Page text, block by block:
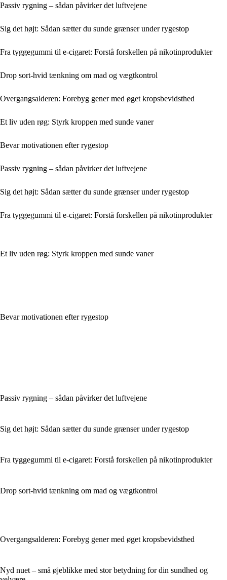
Passiv rygning – sådan påvirker det luftvejene
Sig det højt: Sådan sætter du sunde grænser under rygestop
Fra tyggegummi til e-cigaret: Forstå forskellen på nikotinprodukter
Drop sort-hvid tænkning om mad og vægtkontrol
Overgangsalderen: Forebyg gener med øget kropsbevidsthed
Et liv uden røg: Styrk kroppen med sunde vaner
Bevar motivationen efter rygestop
Passiv rygning – sådan påvirker det luftvejene
Sig det højt: Sådan sætter du sunde grænser under rygestop
Fra tyggegummi til e-cigaret: Forstå forskellen på nikotinprodukter
Et liv uden røg: Styrk kroppen med sunde vaner
Bevar motivationen efter rygestop
Passiv rygning – sådan påvirker det luftvejene
Sig det højt: Sådan sætter du sunde grænser under rygestop
Fra tyggegummi til e-cigaret: Forstå forskellen på nikotinprodukter
Drop sort-hvid tænkning om mad og vægtkontrol
Overgangsalderen: Forebyg gener med øget kropsbevidsthed
Nyd nuet – små øjeblikke med stor betydning for din sundhed og